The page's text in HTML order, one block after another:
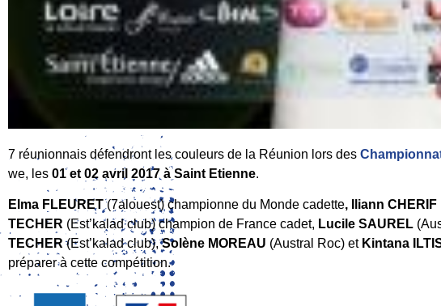
7 réunionnais défendront les couleurs de la Réunion lors des
we, les 01 et 02 avril 2017 à Saint Etienne.
Elma FLEURET(7alouest) championne du Monde cadette, Iliann CHERIF
TECHER (Est’kalad club) champion de France cadet, Lucile SAUREL
TECHER (Est’kalad club),Solène MOREAU (Austral Roc) et Kintana
préparer à cette compétition.